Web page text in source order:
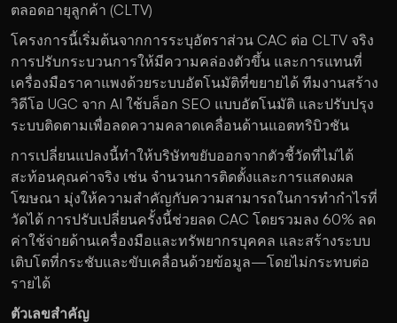
ตลอดอายุลูกค้า (CLTV)
โครงการนี้เริ่มต้นจากการระบุอัตราส่วน CAC ต่อ CLTV จริง
การปรับกระบวนการให้มีความคล่องตัวขึ้น และการแทนที่
เครื่องมือราคาแพงด้วยระบบอัตโนมัติที่ขยายได้ ทีมงานสร้าง
วิดีโอ UGC จาก AI ใช้บล็อก SEO แบบอัตโนมัติ และปรับปรุง
ระบบติดตามเพื่อลดความคลาดเคลื่อนด้านแอตทริบิวชัน
การเปลี่ยนแปลงนี้ทำให้บริษัทขยับออกจากตัวชี้วัดที่ไม่ได้
สะท้อนคุณค่าจริง เช่น จำนวนการติดตั้งและการแสดงผล
โฆษณา มุ่งให้ความสำคัญกับความสามารถในการทำกำไรที่
วัดได้ การปรับเปลี่ยนครั้งนี้ช่วยลด CAC โดยรวมลง 60% ลด
ค่าใช้จ่ายด้านเครื่องมือและทรัพยากรบุคคล และสร้างระบบ
เติบโตที่กระชับและขับเคลื่อนด้วยข้อมูล—โดยไม่กระทบต่อ
รายได้
ตัวเลขสำคัญ